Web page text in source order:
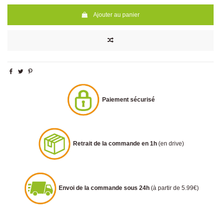
Ajouter au panier
Paiement sécurisé
Retrait de la commande en 1h (en drive)
Envoi de la commande sous 24h (à partir de 5.99€)